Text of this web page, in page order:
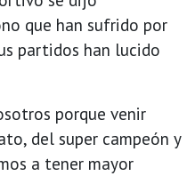
que han sufrido por
partidos han lucido
porque venir
del super campeón y
a tener mayor